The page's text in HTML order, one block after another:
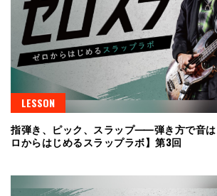
LESSON
指弾き、ピック、スラップ⸺弾き方で音は
ロからはじめるスラップラボ】第3回